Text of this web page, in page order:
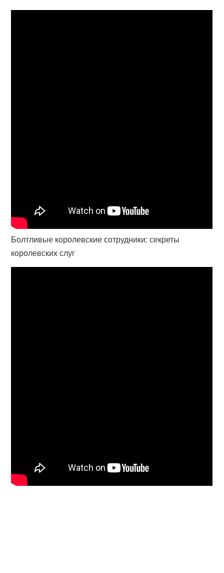
Болтливые королевские сотрудники: секреты
королевских слуг